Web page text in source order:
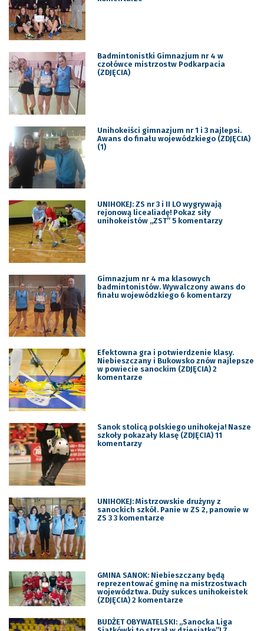
Badmintonistki Gimnazjum nr 4 w
czołówce mistrzostw Podkarpacia
(ZDJĘCIA)
Unihokeiści gimnazjum nr 1 i 3 najlepsi.
Awans do finału wojewódzkiego (ZDJĘCIA)
(1)
UNIHOKEJ: ZS nr 3 i II LO wygrywają
rejonową licealiadę! Pokaz siły
unihokeistów „ZST” 5 komentarzy
Gimnazjum nr 4 ma klasowych
badmintonistów. Wywalczony awans do
finału wojewódzkiego 6 komentarzy
Efektowna gra i potwierdzenie klasy.
Niebieszczany i Bukowsko znów najlepsze
w powiecie sanockim (ZDJĘCIA) 2
komentarze
Sanok stolicą polskiego unihokeja! Nasze
szkoły pokazały klasę (ZDJĘCIA) 11
komentarzy
UNIHOKEJ: Mistrzowskie drużyny z
sanockich szkół. Panie w ZS 2, panowie w
ZS 3 3 komentarze
GMINA SANOK: Niebieszczany będą
reprezentować gminę na mistrzostwach
województwa. Duży sukces unihokeistek
(ZDJĘCIA) 2 komentarze
BUDŻET OBYWATELSKI: „Sanocka Liga